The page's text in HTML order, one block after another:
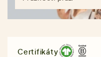
Certifikáty